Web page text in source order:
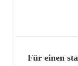
Für einen